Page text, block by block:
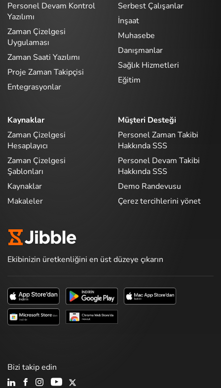
Personel Devam Kontrol
Yazılımı
Zaman Çizelgesi
Uygulaması
Zaman Saati Yazılımı
Proje Zaman Takipçisi
Entegrasyonlar
Serbest Çalışanlar
İnşaat
Muhasebe
Danışmanlar
Sağlık Hizmetleri
Eğitim
Kaynaklar
Zaman Çizelgesi
Hesaplayıcı
Zaman Çizelgesi
Şablonları
Kaynaklar
Makaleler
Müşteri Desteği
Personel Zaman Takibi
Hakkında SSS
Personel Devam Takibi
Hakkında SSS
Demo Randevusu
Çerez tercihlerini yönet
Ekibinizin üretkenliğini en üst düzeye çıkarın
Bizi takip edin